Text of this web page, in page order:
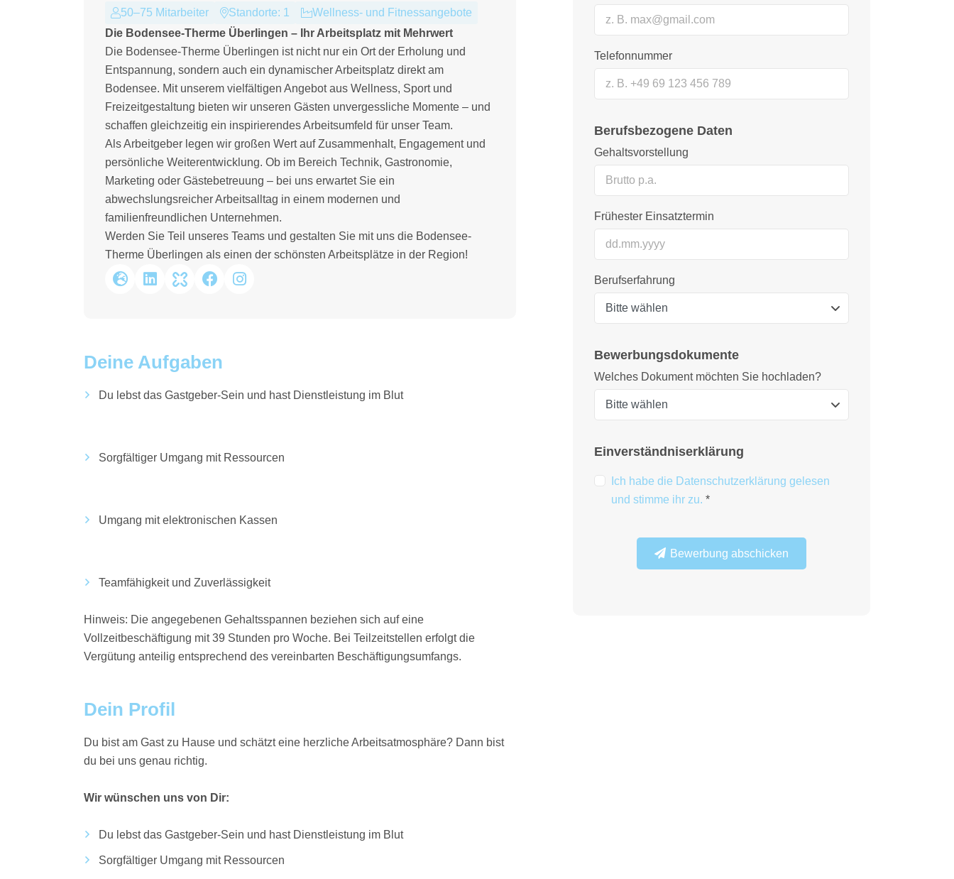
50–75 Mitarbeiter Standorte: 1
Wellness- und Fitnessangebote
Die Bodensee-Therme Überlingen – Ihr Arbeitsplatz mit Mehrwert
Die Bodensee-Therme Überlingen ist nicht nur ein Ort der Erholung und
Entspannung, sondern auch ein dynamischer Arbeitsplatz direkt am
Bodensee. Mit unserem vielfältigen Angebot aus Wellness, Sport und
Freizeitgestaltung bieten wir unseren Gästen unvergessliche Momente – und
schaffen gleichzeitig ein inspirierendes Arbeitsumfeld für unser Team.
Als Arbeitgeber legen wir großen Wert auf Zusammenhalt, Engagement und
persönliche Weiterentwicklung. Ob im Bereich Technik, Gastronomie,
Marketing oder Gästebetreuung – bei uns erwartet Sie ein
abwechslungsreicher Arbeitsalltag in einem modernen und
familienfreundlichen Unternehmen.
Werden Sie Teil unseres Teams und gestalten Sie mit uns die Bodensee-
Therme Überlingen als einen der schönsten Arbeitsplätze in der Region!
Deine Aufgaben
Du lebst das Gastgeber-Sein und hast Dienstleistung im Blut
Sorgfältiger Umgang mit Ressourcen
Umgang mit elektronischen Kassen
Teamfähigkeit und Zuverlässigkeit
Hinweis: Die angegebenen Gehaltsspannen beziehen sich auf eine
Vollzeitbeschäftigung mit 39 Stunden pro Woche. Bei Teilzeitstellen erfolgt die
Vergütung anteilig entsprechend des vereinbarten Beschäftigungsumfangs.
Dein Profil
Du bist am Gast zu Hause und schätzt eine herzliche Arbeitsatmosphäre? Dann bist
du bei uns genau richtig.
Wir wünschen uns von Dir:
Du lebst das Gastgeber-Sein und hast Dienstleistung im Blut
Sorgfältiger Umgang mit Ressourcen
Telefonnummer
Berufsbezogene Daten
Gehaltsvorstellung
Frühester Einsatztermin
Berufserfahrung
Bewerbungsdokumente
Welches Dokument möchten Sie hochladen?
Einverständniserklärung
Ich habe die Datenschutzerklärung gelesen
und stimme ihr zu. *
Bewerbung abschicken